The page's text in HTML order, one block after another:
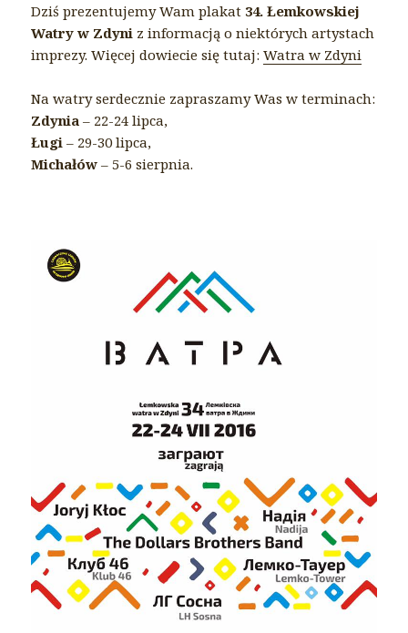
Dziś prezentujemy Wam plakat34. Łemkowskiej
Watry w Zdyni z informacją o niektórych artystach
imprezy. Więcej dowiecie się tutaj:Watra w Zdyni
Na watry serdecznie zapraszamy Was w terminach:
Zdynia – 22-24 lipca,
Ługi – 29-30 lipca,
Michałów – 5-6 sierpnia.